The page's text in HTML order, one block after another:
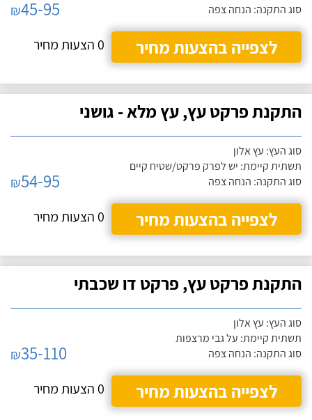
סוג התקנה: הנחה צפה
₪45-95
לצפייה בהצעות מחיר
0 הצעות מחיר
התקנת פרקט עץ, עץ מלא - גושני
סוג העץ: עץ אלון
תשתית קיימת: יש לפרק פרקט/שטיח קיים
סוג התקנה: הנחה צפה
₪54-95
לצפייה בהצעות מחיר
0 הצעות מחיר
התקנת פרקט עץ, פרקט דו שכבתי
סוג העץ: עץ אלון
תשתית קיימת: על גבי מרצפות
סוג התקנה: הנחה צפה
₪35-110
לצפייה בהצעות מחיר
0 הצעות מחיר